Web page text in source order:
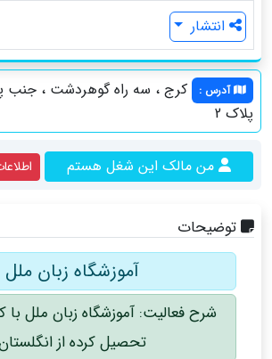
انتشار
آدرس :
پلاک 2
من مالک این شغل هستم
توضیحات
آموزشگاه زبان ملل
شرح فعالیت: آموزشگاه زبان ملل با
تحصیل کرده از